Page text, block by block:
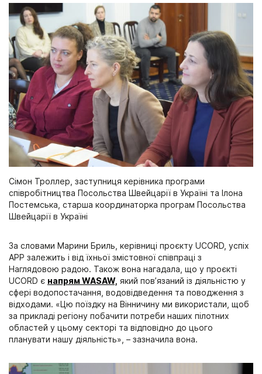
Сімон Троллер, заступниця керівника програми
співробітництва Посольства Швейцарії в Україні та Ілона
Постемська, старша координаторка програм Посольства
Швейцарії в Україні
За словами Марини Бриль, керівниці проєкту UCORD, успіх
АРР залежить і від їхньої змістовної співпраці з
Наглядовою радою. Також вона нагадала, що у проєкті
UCORD є напрям WASAW, який пов’язаний із діяльністю у
сфері водопостачання, водовідведення та поводження з
відходами. «Цю поїздку на Вінничину ми використали, щоб
за прикладі регіону побачити потреби наших пілотних
областей у цьому секторі та відповідно до цього
планувати нашу діяльність», – зазначила вона.